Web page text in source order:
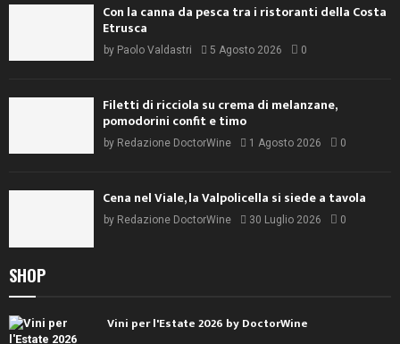
Con la canna da pesca tra i ristoranti della Costa
Etrusca
by Paolo Valdastri 5 Agosto 2026 0
Filetti di ricciola su crema di melanzane,
pomodorini confit e timo
by Redazione DoctorWine 1 Agosto 2026 0
Cena nel Viale, la Valpolicella si siede a tavola
by Redazione DoctorWine 30 Luglio 2026 0
SHOP
Vini per l'Estate 2026 by DoctorWine